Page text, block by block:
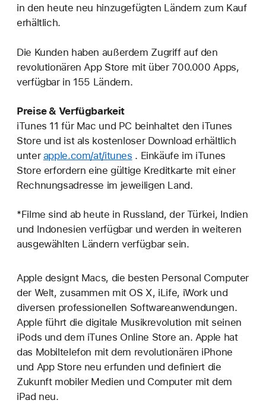
in den heute neu hinzugefügten Ländern zum Kauf
erhältlich.
Die Kunden haben außerdem Zugriff auf den
revolutionären App Store mit über 700.000 Apps,
verfügbar in 155 Ländern.
Preise & Verfügbarkeit
iTunes 11 für Mac und PC beinhaltet den iTunes
Store und ist als kostenloser Download erhältlich
unter apple.com/at/itunes . Einkäufe im iTunes
Store erfordern eine gültige Kreditkarte mit einer
Rechnungsadresse im jeweiligen Land.
*Filme sind ab heute in Russland, der Türkei, Indien
und Indonesien verfügbar und werden in weiteren
ausgewählten Ländern verfügbar sein.
Apple designt Macs, die besten Personal Computer
der Welt, zusammen mit OS X, iLife, iWork und
diversen professionellen Softwareanwendungen.
Apple führt die digitale Musikrevolution mit seinen
iPods und dem iTunes Online Store an. Apple hat
das Mobiltelefon mit dem revolutionären iPhone
und App Store neu erfunden und definiert die
Zukunft mobiler Medien und Computer mit dem
iPad neu.